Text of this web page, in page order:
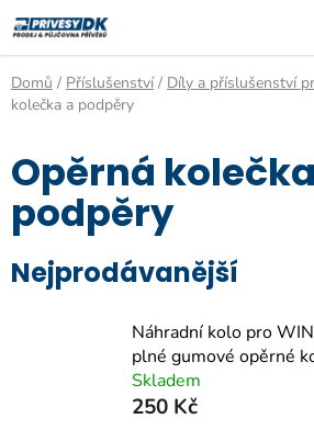
na
obsah
Domů / Příslušenství / Díly a příslušenství
kolečka a podpěry
Opěrná
podpěry
Nejprodávanější
Náhradní kolo pro
plné gumové opěrné
Skladem
250 Kč